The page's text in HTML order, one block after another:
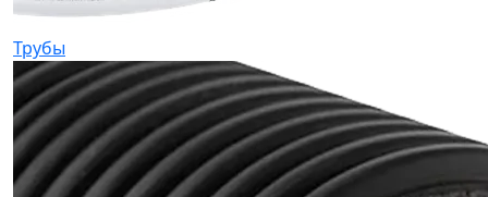
Трубы